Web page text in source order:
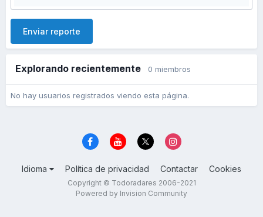
Enviar reporte
Explorando recientemente 0 miembros
No hay usuarios registrados viendo esta página.
Idioma Política de privacidad Contactar Cookies
Copyright © Todoradares 2006-2021
Powered by Invision Community